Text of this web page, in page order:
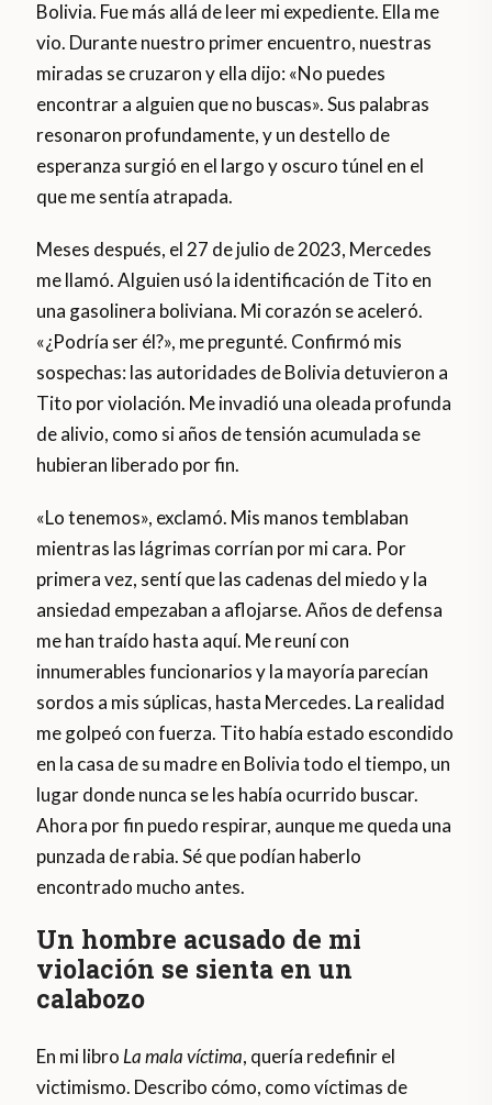
Bolivia. Fue más allá de leer mi expediente. Ella me
vio. Durante nuestro primer encuentro, nuestras
miradas se cruzaron y ella dijo: «No puedes
encontrar a alguien que no buscas». Sus palabras
resonaron profundamente, y un destello de
esperanza surgió en el largo y oscuro túnel en el
que me sentía atrapada.
Meses después, el 27 de julio de 2023, Mercedes
me llamó. Alguien usó la identificación de Tito en
una gasolinera boliviana. Mi corazón se aceleró.
«¿Podría ser él?», me pregunté. Confirmó mis
sospechas: las autoridades de Bolivia detuvieron a
Tito por violación. Me invadió una oleada profunda
de alivio, como si años de tensión acumulada se
hubieran liberado por fin.
«Lo tenemos», exclamó. Mis manos temblaban
mientras las lágrimas corrían por mi cara. Por
primera vez, sentí que las cadenas del miedo y la
ansiedad empezaban a aflojarse. Años de defensa
me han traído hasta aquí. Me reuní con
innumerables funcionarios y la mayoría parecían
sordos a mis súplicas, hasta Mercedes. La realidad
me golpeó con fuerza. Tito había estado escondido
en la casa de su madre en Bolivia todo el tiempo, un
lugar donde nunca se les había ocurrido buscar.
Ahora por fin puedo respirar, aunque me queda una
punzada de rabia. Sé que podían haberlo
encontrado mucho antes.
Un hombre acusado de mi
violación se sienta en un
calabozo
En mi libroLa mala víctima, quería redefinir el
victimismo. Describo cómo, como víctimas de